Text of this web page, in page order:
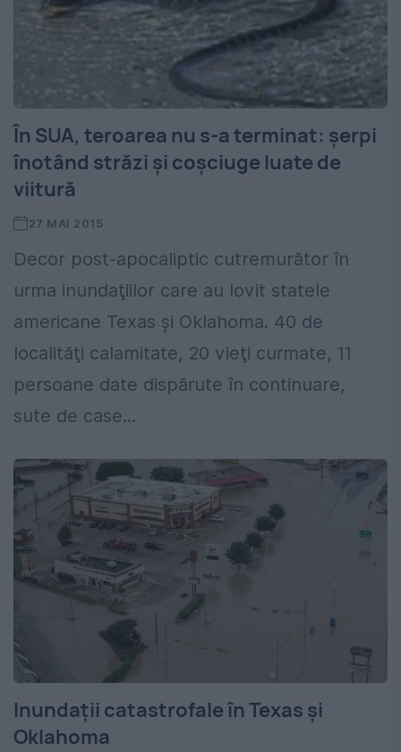
În SUA, teroarea nu s-a terminat: şerpi
înotând străzi şi coşciuge luate de
viitură
27 MAI 2015
Decor post-apocaliptic cutremurător în
urma inundaţiilor care au lovit statele
americane Texas şi Oklahoma. 40 de
localităţi calamitate, 20 vieţi curmate, 11
persoane date dispărute în continuare,
sute de case...
Inundaţii catastrofale în Texas şi
Oklahoma